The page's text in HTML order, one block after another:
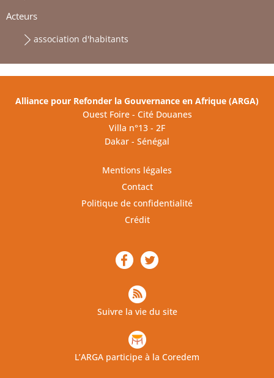
Acteurs
association d'habitants
Alliance pour Refonder la Gouvernance en Afrique (ARGA)
Ouest Foire - Cité Douanes
Villa n°13 - 2F
Dakar - Sénégal
Mentions légales
Contact
Politique de confidentialité
Crédit
Suivre la vie du site
L’ARGA participe à la Coredem